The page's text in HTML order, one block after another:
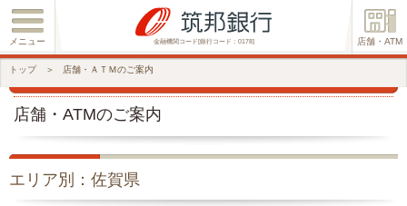
金融機関コード[銀行コード：0178]
メニュー 店舗・ATM
トップ ＞ 店舗・ＡＴＭのご案内
店舗・ATMのご案内
エリア別：佐賀県